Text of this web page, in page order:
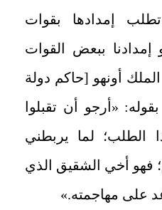
إمدادها بقوات
إمدادنا ببعض القوات
أونهو [حاكم دولة
«أرجو أن تقبلوا
الطلب؛ لما يربطني
فهو أخي الشقيق الذي
على مهاجمته.
»